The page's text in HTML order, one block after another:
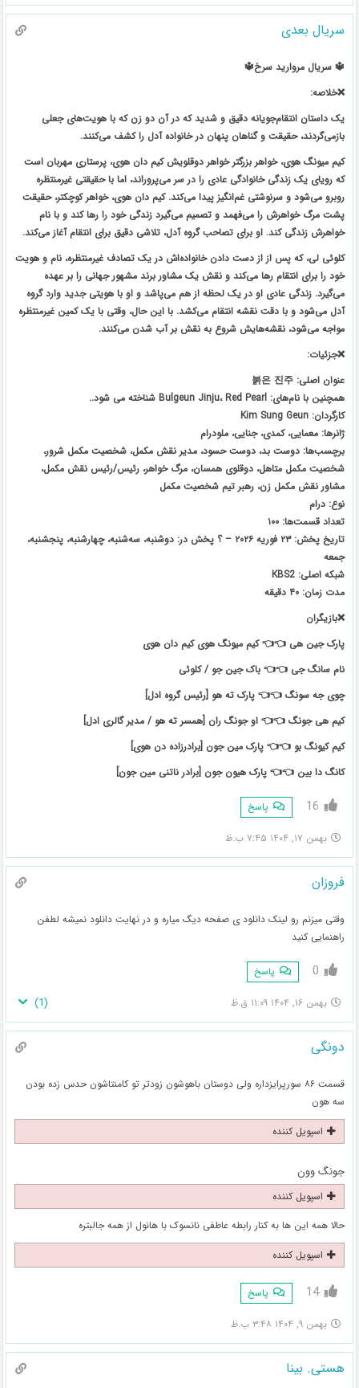
سریال بعدی
🔱 سریال مروارید سرخ🔱
❌خلاصه:
یک داستان انتقام‌جویانه دقیق و شدید که در آن دو زن که با هویت‌های جعلی
بازمی‌گردند، حقیقت و گناهان پنهان در خانواده آدل را کشف می‌کنند.
کیم میونگ هوی، خواهر بزرگتر خواهر دوقلویش کیم دان هوی، پرستاری مهربان است
که رویای یک زندگی خانوادگی عادی را در سر می‌پروراند، اما با حقیقتی غیرمنتظره
روبرو می‌شود و سرنوشتی غم‌انگیز پیدا می‌کند. کیم دان هوی، خواهر کوچکتر، حقیقت
پشت مرگ خواهرش را می‌فهمد و تصمیم می‌گیرد زندگی خود را رها کند و با نام
خواهرش زندگی کند. او برای تصاحب گروه آدل، تلاشی دقیق برای انتقام آغاز می‌کند.
کلوئی لی، که پس از از دست دادن خانواده‌اش در یک تصادف غیرمنتظره، نام و هویت
خود را برای انتقام رها می‌کند و نقش یک مشاور برند مشهور جهانی را بر عهده
می‌گیرد. زندگی عادی او در یک لحظه از هم می‌پاشد و او با هویتی جدید وارد گروه
آدل می‌شود و با دقت نقشه انتقام می‌کشد. با این حال، وقتی با یک کمین غیرمنتظره
مواجه می‌شود، نقشه‌هایش شروع به نقش بر آب شدن می‌کنند.
❌جزئیات:
عنوان اصلی: 붉은 진주
همچنین با نام‌های: Bulgeun Jinju، Red Pearl شناخته می شود..
کارگردان: Kim Sung Geun
ژانرها: معمایی، کمدی، جنایی، ملودرام
برچسب‌ها: دوست بد، دوست حسود، مدیر نقش مکمل، شخصیت مکمل شرور،
شخصیت مکمل متاهل، دوقلوی همسان، مرگ خواهر، رئیس/رئیس نقش مکمل،
مشاور نقش مکمل زن، رهبر تیم شخصیت مکمل
نوع: درام
تعداد قسمت‌ها: ۱۰۰
تاریخ پخش: ۲۳ فوریه ۲۰۲۶ – ؟ پخش در: دوشنبه، سه‌شنبه، چهارشنبه، پنجشنبه،
جمعه
شبکه اصلی: KBS2
مدت زمان: ۴۰ دقیقه
❌بازیگران
پارک جین هی 👈👈 کیم میونگ هوی کیم دان هوی
نام سانگ جی 👈👈 باک جین جو / کلوئی
چوی جه سونگ 👈👈 پارک ته هو [رئیس گروه ادل]
کیم هی جونگ 👈👈 او جونگ ران [همسر ته هو / مدیر گالری ادل]
کیم کیونگ بو 👈👈 پارک مین جون [برادرزاده دن هوی]
کانگ دا بین 👈👈 پارک هیون جون [برادر ناتنی مین جون]
16 پاسخ
بهمن ۱۷, ۱۴۰۴ ۷:۴۵ ب.ظ
فروزان
وقتی میزنم رو لینک دانلود ی صفحه دیگ میاره و در نهایت دانلود نمیشه لطفن
راهنمایی کنید
0 پاسخ
بهمن ۱۶, ۱۴۰۴ ۱۱:۰۹ ق.ظ (
1
)
دونگی
قسمت ۸۶ سورپرایزداره ولی دوستان باهوشون زودتر تو کامنتاشون حدس زده بودن
سه هون
اسپویل کننده
جونگ وون
اسپویل کننده
حالا همه این ها به کنار رابطه عاطفی نانسوک با هانول از همه جالبتره
اسپویل کننده
14 پاسخ
بهمن ۹, ۱۴۰۴ ۳:۴۸ ب.ظ
هستی. بینا